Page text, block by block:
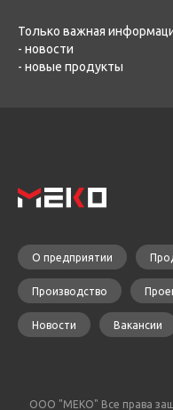
Только важная
- новости
- новые продукты
О предприятии
Производство
Новости Вакансии
ООО "МЕКО" Все права